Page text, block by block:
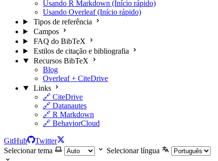
Usando R Markdown (Início rápido)
Usando Overleaf (Início rápido)
Tipos de referência
Campos
FAQ do BibTeX
Estilos de citação e bibliografia
Recursos BibTeX
Blog
Overleaf + CiteDrive
Links
🔗 CiteDrive
🔗 Datanautes
🔗 R Markdown
🔗 BehaviorCloud
GitHub
Twitter
Selecionar tema
Selecionar língua